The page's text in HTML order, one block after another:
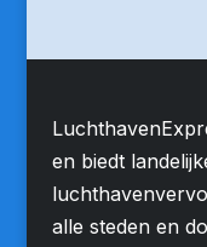
en biedt
alle steden en